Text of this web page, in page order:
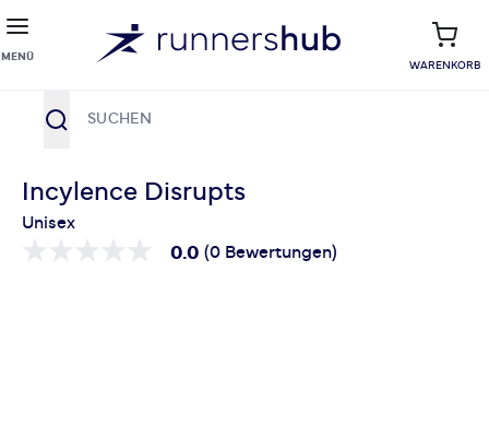
MENÜ
WARENKORB
Incylence Disrupts
Unisex
0.0 (0 Bewertungen)